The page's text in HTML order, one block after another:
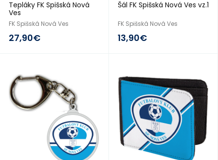
Tepláky FK Spišská Nová
Ves
FK Spišská Nová Ves
27,90€
Šál FK Spišská Nová Ves vz.1
FK Spišská Nová Ves
13,90€